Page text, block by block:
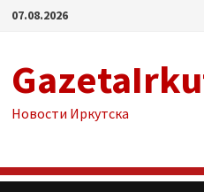
Перейти
07.08.2026
Новости Иркутска